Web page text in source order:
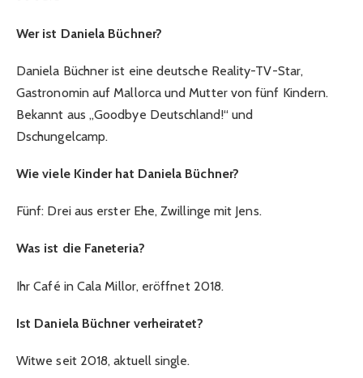
Wer ist Daniela Büchner?
Daniela Büchner ist eine deutsche Reality-TV-Star,
Gastronomin auf Mallorca und Mutter von fünf Kindern.
Bekannt aus „Goodbye Deutschland!“ und
Dschungelcamp.
Wie viele Kinder hat Daniela Büchner?
Fünf: Drei aus erster Ehe, Zwillinge mit Jens.
Was ist die Faneteria?
Ihr Café in Cala Millor, eröffnet 2018.
Ist Daniela Büchner verheiratet?
Witwe seit 2018, aktuell single.